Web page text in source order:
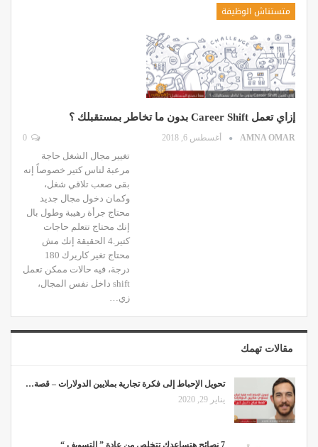
متستناش الوظيفة
إزاي تعمل Career Shift بدون ما تخاطر بمستقبلك ؟
AMNA OMAR أغسطس 6, 2018
تغيير مجال الشغل حاجة
مرعبة لناس كتير خصوصاً إنه
بقى صعب تلاقي شغل،
وكمان دخول مجال جديد
محتاج جرأة رهيبة وطول بال
إنك محتاج تتعلم حاجات
كتير.4 الحقيقة إنك مش
محتاج تغير كاريرك 180
درجة، فيه حالات ممكن تعمل
shift داخل نفس المجال،
زي…
مقالات تهمك
تحويل الإحباط إلى فكرة تجارية بملايين الدولارات – قصة…
يناير 29, 2020
7 نصائح هتساعدك تتخلص من عادة ” التسويف “